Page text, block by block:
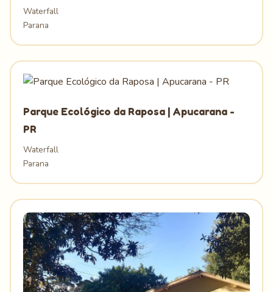
Waterfall
Parana
Parque Ecológico da Raposa | Apucarana -
PR
Waterfall
Parana